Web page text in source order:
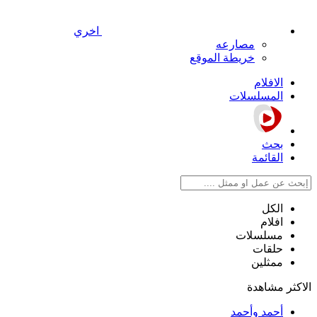
اخري
مصارعه
خريطة الموقع
الافلام
المسلسلات
بحث
القائمة
الكل
افلام
مسلسلات
حلقات
ممثلين
الاكثر مشاهدة
أحمد وأحمد